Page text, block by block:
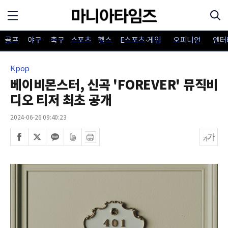
골프 야구 축구 스포츠 헬스 E스포츠·게임 오피니언 엔
Kpop
베이비몬스터, 신곡 'FOREVER' 뮤직비
디오 티저 최초 공개
2024-06-26 09:40:23